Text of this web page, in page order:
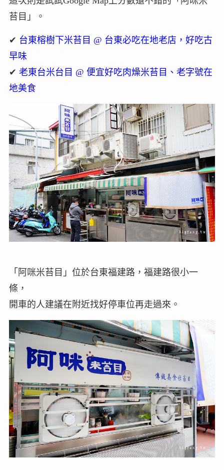
苔目」。
✔ 台東榕樹下米苔目 @ 台東必吃在地老店，好吃古
早味
✔ 老東台米台目 @ 便宜好吃肉燥米苔目、老字號在
地美食
「阿咪米苔目」位於台東福建路，福建路很小一
條，
開車的人建議在附近找好停車位再走過來。